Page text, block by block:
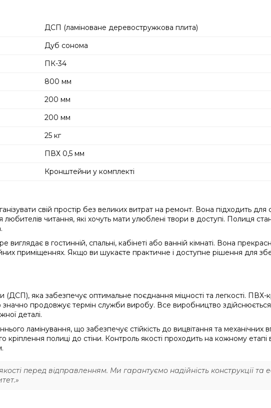
ДСП (ламіноване деревостружкова плита)
Дуб сонома
ПК-34
800 мм
200 мм
200 мм
25 кг
ПВХ 0,5 мм
Кронштейни у комплекті
свій простір без великих витрат на ремонт. Вона підходить для
любителів читання, які хочуть мати улюблені твори в доступі. Полиця
в гостинній, спальні, кабінеті або ванній кімнаті. Вона
приміщеннях. Якщо ви шукаєте практичне і доступне рішення для
(ДСП), яка забезпечує оптимальне поєднання міцності та легкості.
продовжує термін служби виробу. Все виробництво
деталі.
ламінування, що забезпечує стійкість до вицвітання та механічних
кріплення полиці до стіни. Контроль якості проходить на кожному
перед відправленням. Ми гарантуємо надійність конструкції та